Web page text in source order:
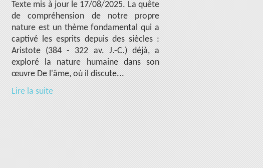
Texte mis à jour le 17/08/2025. La quête
de compréhension de notre propre
nature est un thème fondamental qui a
captivé les esprits depuis des siècles :
Aristote (384 - 322 av. J.-C.) déjà, a
exploré la nature humaine dans son
œuvre De l'âme, où il discute...
Lire la suite